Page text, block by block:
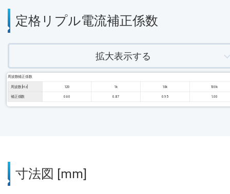
定格リプル電流補正係数
拡大表示する
周波数補正係数
周波数 [Hz] 120 1k 10k 100k
補正係数 0.60 0.87 0.95 1.00
寸法図 [mm]